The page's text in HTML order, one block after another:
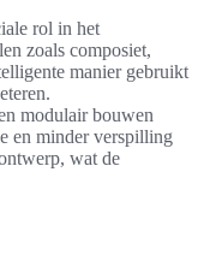
rol in het
zoals composiet,
manier gebruikt
modulair bouwen
en minder verspilling
wat de